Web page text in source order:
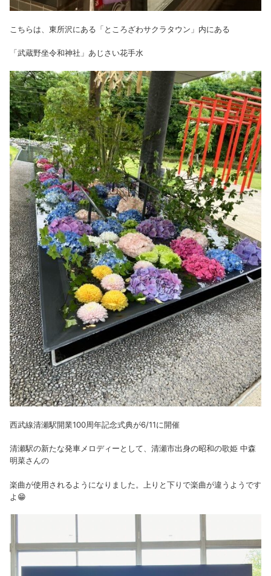
こちらは、東所沢にある「ところざわサクラタウン」内にある
「武蔵野坐令和神社」あじさい花手水
西武線清瀬駅開業100周年記念式典が6/11に開催
清瀬駅の新たな発車メロディーとして、清瀬市出身の昭和の歌姫 中森
明菜さんの
楽曲が使用されるようになりました。上りと下りで楽曲が違うようです
よ😁